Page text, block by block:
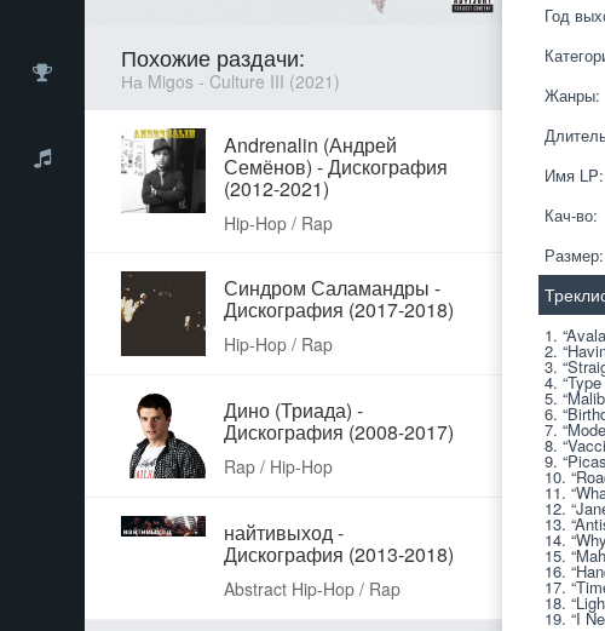
Год
Жанры:
Имя LP:
Кач-во:
Размер:
1.
2.
3.
4.
5.
6.
7.
8.
9.
10.
11.
12.
13.
14.
15.
16.
17.
18.
19. “I
Похожие раздачи:
На Migos - Culture III (2021)
Andrenalin (Андрей
Семёнов) - Дискография
(2012-2021)
Hip-Hop / Rap
Синдром Саламандры -
Дискография (2017-2018)
Hip-Hop / Rap
Дино (Триада) -
Дискография (2008-2017)
Rap / Hip-Hop
найтивыход -
Дискография (2013-2018)
Abstract Hip-Hop / Rap